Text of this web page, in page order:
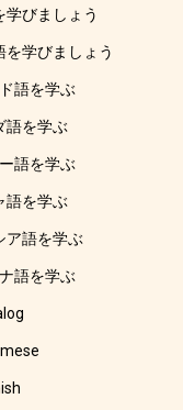
びましょう
学びましょう
語を学ぶ
語を学ぶ
語を学ぶ
語を学ぶ
ア語を学ぶ
語を学ぶ